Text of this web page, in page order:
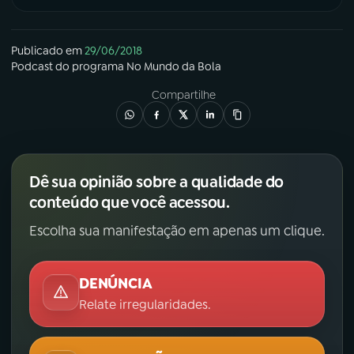
Publicado em29/06/2018
Podcastdo programa No Mundo da Bola
Compartilhe
Dê sua opinião sobre a qualidade do
conteúdo que você acessou.
Escolha sua manifestação em apenas um clique.
DENÚNCIA
Relate irregularidades.